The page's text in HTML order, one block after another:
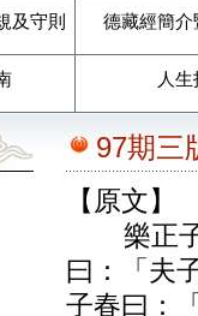
及守則
德藏經簡
人
97期三
【原文】
樂正子
曰：「夫
子春曰：